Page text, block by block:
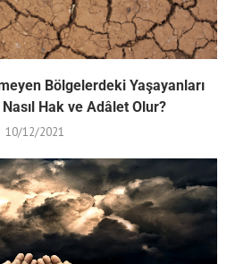
Bölgelerdeki Yaşayanları
Hak ve Adâlet Olur?
10/12/2021